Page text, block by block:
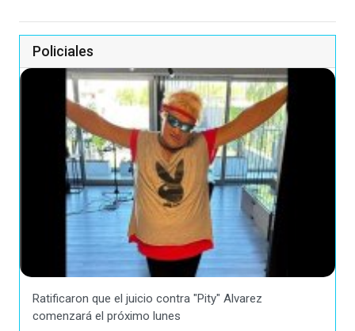
Policiales
Ratificaron que el juicio contra "Pity" Alvarez
comenzará el próximo lunes